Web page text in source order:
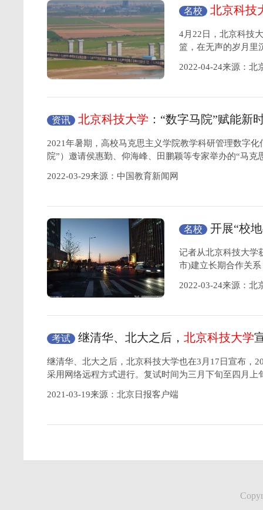
名校
北京科技
伙”“铁姑娘”
4月22日，北京科技
篮，在无声的岁月里
2022-04-24来源：北
资讯 北京科技大学 ：“数字马院”赋能新
堂
2021年暑期，高校马克思主义学院教学科研管理数字
院”）邀请侯惠勤、仰海峰、田鹏颖等专家举办的“马克
2022-03-29来源：中国教育新闻网
名校
开展“校
合作关系
记者从北京科技大学
市)建立长期合作关
2022-03-24来源：北
考试 继清华、北大之后， 北京科技大学
复试”
继清华、北大之后，北京科技大学也在3月17日宣布，
采用网络远程方式进行。复试时间为三月下旬至四月上
2021-03-19来源：北京日报客户端